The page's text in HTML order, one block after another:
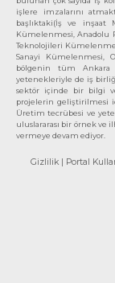
işlere imzalarını
başlıktaki(İş ve inşaat
Kümelenmesi, Anadolu
Teknolojileri
Sanayi Kümelenmesi,
bölgenin tüm
yetenekleriyle de iş
sektör içinde bir bilgi
projelerin geliştirilmesi
Üretim tecrübesi ve
uluslararası bir örnek ve
vermeye devam ediyor.
Gizlilik | Portal